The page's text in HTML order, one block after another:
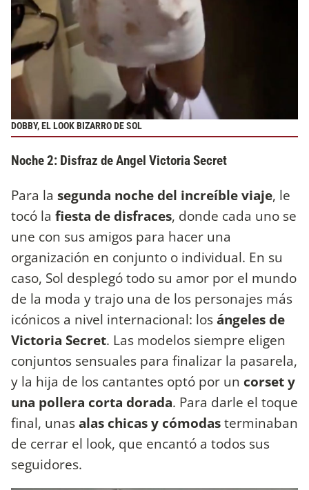
DOBBY, EL LOOK BIZARRO DE SOL
Noche 2: Disfraz de Angel Victoria Secret
Para la segunda noche del increíble viaje, le
tocó la fiesta de disfraces, donde cada uno se
une con sus amigos para hacer una
organización en conjunto o individual. En su
caso, Sol desplegó todo su amor por el mundo
de la moda y trajo una de los personajes más
icónicos a nivel internacional: losángeles de
Victoria Secret. Las modelos siempre eligen
conjuntos sensuales para finalizar la pasarela,
y la hija de los cantantes optó por un corset y
una pollera corta dorada. Para darle el toque
final, unasalas chicas y cómodasterminaban
de cerrar el look, que encantó a todos sus
seguidores.